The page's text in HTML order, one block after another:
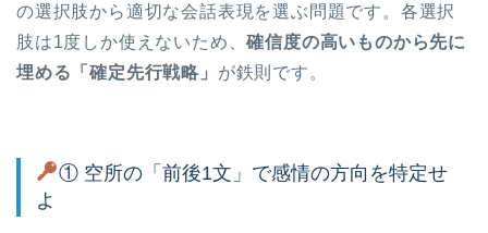
の選択肢から適切な会話表現を選ぶ問題です。各選択
肢は1度しか使えないため、確信度の高いものから先に
埋める「確定先行戦略」 が鉄則です。
① 空所の「前後1文」で感情の方向を特定せ
よ